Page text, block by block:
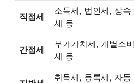
직접세
소득세, 법인세, 상속
세 등
간접세
부가가치세, 개별소비
세 등
취득세, 등록세, 자동